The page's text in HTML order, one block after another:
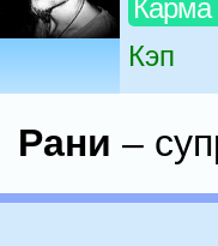
Карма
Кэп
Рани –